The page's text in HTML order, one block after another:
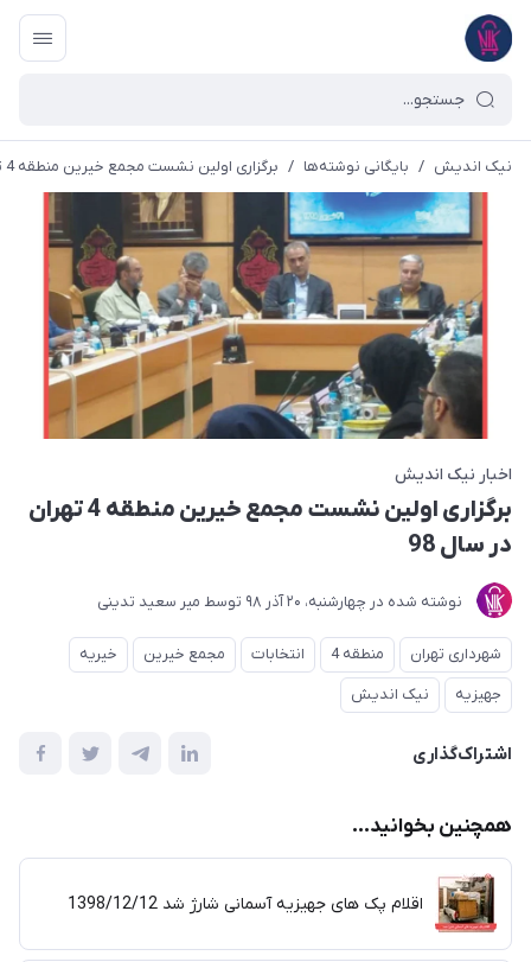
نیک اندیش / بایگانی نوشته‌ها / برگزاری اولین نشست مجمع خیرین منطقه 4 تهران در سال 98
اخبار نیک اندیش
برگزاری اولین نشست مجمع خیرین منطقه 4 تهران
در سال 98
نوشته شده در چهارشنبه، 20 آذر 98 توسط میر سعید تدینی
شهرداری تهران منطقه 4 انتخابات مجمع خیرین
خیریه
جهیزیه
نیک اندیش
اشتراک‌گذاری
همچنین بخوانید...
اقلام پک های جهیزیه آسمانی شارژ شد 1398/12/12